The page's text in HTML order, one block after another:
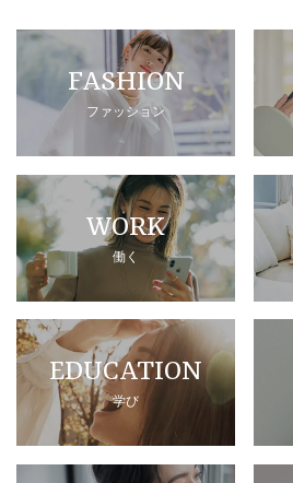
FASHION
ファッション
WORK
働く
EDUCATION
学び